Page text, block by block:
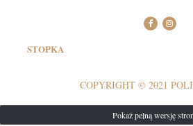
STOPKA
COPYRIGHT © 2021
Pokaż pełną wersję